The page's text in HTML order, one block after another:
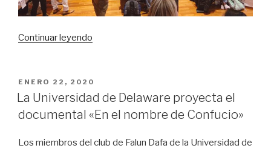
Continuar leyendo
Dafa
en
la
de
PUBLICADO
EL
ENERO 22, 2020
La Universidad de Delaware proyecta el
documental «En el nombre de Confucio»
Los miembros del club de Falun Dafa de la Universidad de